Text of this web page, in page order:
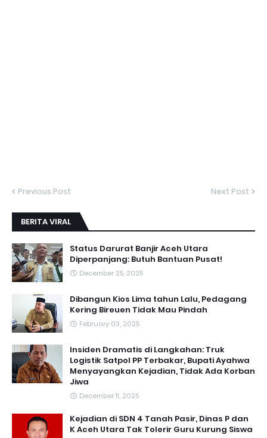
Previous Post Next Post
BERITA VIRAL
Status Darurat Banjir Aceh Utara
Diperpanjang: Butuh Bantuan Pusat!
December 25, 2025
Dibangun Kios Lima tahun Lalu, Pedagang
Kering Bireuen Tidak Mau Pindah
February 03, 2025
Insiden Dramatis di Langkahan: Truk
Logistik Satpol PP Terbakar, Bupati Ayahwa
Menyayangkan Kejadian, Tidak Ada Korban
Jiwa
December 11, 2025
Kejadian di SDN 4 Tanah Pasir, Dinas P dan
K Aceh Utara Tak Tolerir Guru Kurung Siswa